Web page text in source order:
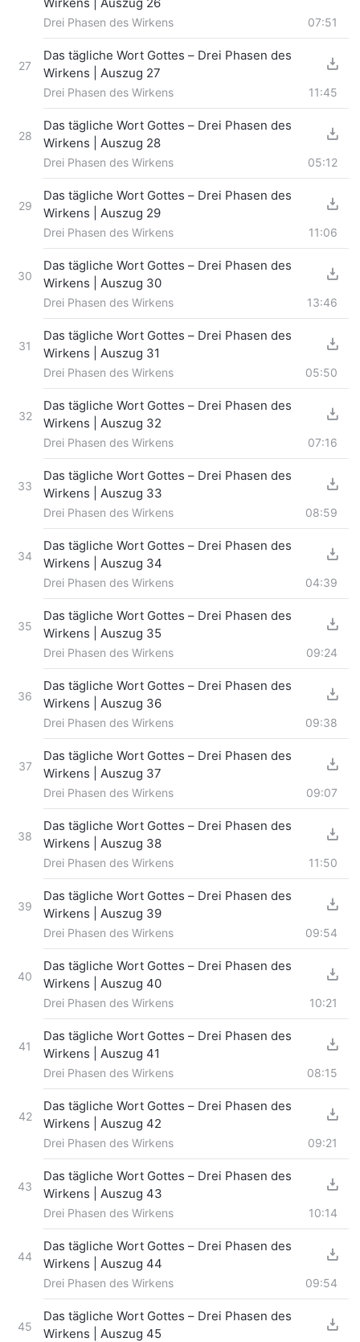
Drei Phasen des Wirkens 07:51
27
Das tägliche Wort Gottes – Drei Phasen des
Wirkens | Auszug 27
Drei Phasen des Wirkens 11:45
28
Das tägliche Wort Gottes – Drei Phasen des
Wirkens | Auszug 28
Drei Phasen des Wirkens 05:12
29
Das tägliche Wort Gottes – Drei Phasen des
Wirkens | Auszug 29
Drei Phasen des Wirkens 11:06
30
Das tägliche Wort Gottes – Drei Phasen des
Wirkens | Auszug 30
Drei Phasen des Wirkens 13:46
31
Das tägliche Wort Gottes – Drei Phasen des
Wirkens | Auszug 31
Drei Phasen des Wirkens 05:50
32
Das tägliche Wort Gottes – Drei Phasen des
Wirkens | Auszug 32
Drei Phasen des Wirkens 07:16
33
Das tägliche Wort Gottes – Drei Phasen des
Wirkens | Auszug 33
Drei Phasen des Wirkens 08:59
34
Das tägliche Wort Gottes – Drei Phasen des
Wirkens | Auszug 34
Drei Phasen des Wirkens 04:39
35
Das tägliche Wort Gottes – Drei Phasen des
Wirkens | Auszug 35
Drei Phasen des Wirkens 09:24
36
Das tägliche Wort Gottes – Drei Phasen des
Wirkens | Auszug 36
Drei Phasen des Wirkens 09:38
37
Das tägliche Wort Gottes – Drei Phasen des
Wirkens | Auszug 37
Drei Phasen des Wirkens 09:07
38
Das tägliche Wort Gottes – Drei Phasen des
Wirkens | Auszug 38
Drei Phasen des Wirkens 11:50
39
Das tägliche Wort Gottes – Drei Phasen des
Wirkens | Auszug 39
Drei Phasen des Wirkens 09:54
40
Das tägliche Wort Gottes – Drei Phasen des
Wirkens | Auszug 40
Drei Phasen des Wirkens 10:21
41
Das tägliche Wort Gottes – Drei Phasen des
Wirkens | Auszug 41
Drei Phasen des Wirkens 08:15
42
Das tägliche Wort Gottes – Drei Phasen des
Wirkens | Auszug 42
Drei Phasen des Wirkens 09:21
43
Das tägliche Wort Gottes – Drei Phasen des
Wirkens | Auszug 43
Drei Phasen des Wirkens 10:14
44
Das tägliche Wort Gottes – Drei Phasen des
Wirkens | Auszug 44
Drei Phasen des Wirkens 09:54
45
Das tägliche Wort Gottes – Drei Phasen des
Wirkens | Auszug 45